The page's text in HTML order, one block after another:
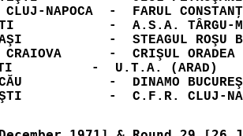
CLUJ-NAPOCA  -  FARUL
-  A.S.A.
IAŞI           -  STEAGUL
-  U.T.A.
BACĂU           -  DINAMO